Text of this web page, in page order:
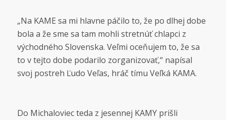
„Na KAME sa mi hlavne páčilo to, že po dlhej dobe
bola a že sme sa tam mohli stretnúť chlapci z
východného Slovenska. Veľmi oceňujem to, že sa
to v tejto dobe podarilo zorganizovať,“ napísal
svoj postreh Ľudo Veľas, hráč tímu Veľká KAMA.
Do Michaloviec teda z jesennej KAMY prišli